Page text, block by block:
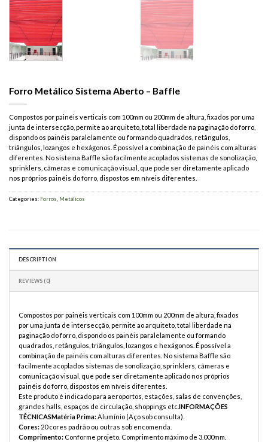
Forro Metálico Sistema Aberto – Baffle
Compostos por painéis verticais com 100mm ou 200mm de altura, fixados por uma
junta de intersecção, permite ao arquiteto, total liberdade na paginação do forro,
dispondo os painéis paralelamente ou formando quadrados, retângulos,
triângulos, lozangos e hexágonos. É possível a combinação de painéis com alturas
diferentes. No sistema Baffle são facilmente acoplados sistemas de sonolização,
sprinklers, câmeras e comunicação visual, que pode ser diretamente aplicado
nos próprios painéis do forro, dispostos em níveis diferentes.
Categories: Forros, Metálicos
DESCRIPTION
REVIEWS (0)
Compostos por painéis verticais com 100mm ou 200mm de altura, fixados
por uma junta de intersecção, permite ao arquiteto, total liberdade na
paginação do forro, dispondo os painéis paralelamente ou formando
quadrados, retângulos, triângulos, lozangos e hexágonos. É possível a
combinação de painéis com alturas diferentes. No sistema Baffle são
facilmente acoplados sistemas de sonolização, sprinklers, câmeras e
comunicação visual, que pode ser diretamente aplicado nos próprios
painéis do forro, dispostos em níveis diferentes.
Este produto é indicado para aeroportos, estações, salas de convenções,
grandes halls, espaços de circulação, shoppings etc.INFORMAÇÕES
TÉCNICASMatéria Prima:Alumínio (Aço sob consulta).
Cores: 20 cores padrão ou outras sob encomenda.
Comprimento: Conforme projeto. Comprimento máximo de 3.000mm.